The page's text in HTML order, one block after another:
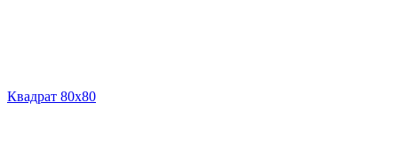
Квадрат 80х80